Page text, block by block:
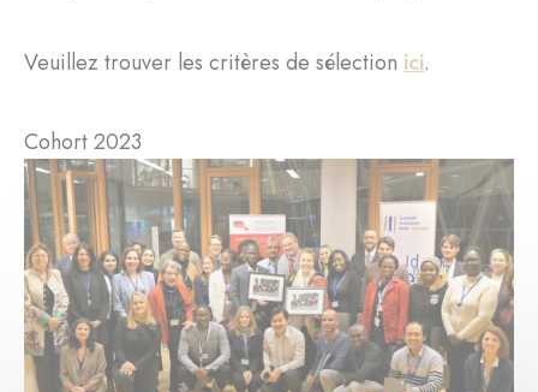
Veuillez trouver les critères de sélection ici.
Cohort 2023